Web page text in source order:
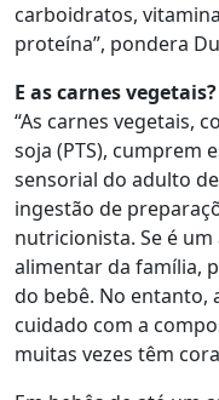
carboidratos,
proteína”, pondera
E as carnes vegetais?
“As carnes vegetais,
soja (PTS), cumprem
sensorial do adulto
ingestão de
nutricionista. Se é
alimentar da família,
do bebê. No entanto,
cuidado com a
muitas vezes têm